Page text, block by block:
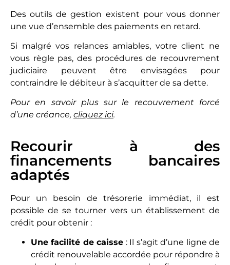
Des outils de gestion existent pour vous donner
une vue d’ensemble des paiements en retard.
Si malgré vos relances amiables, votre client ne
vous règle pas, des procédures de recouvrement
judiciaire peuvent être envisagées pour
contraindre le débiteur à s’acquitter de sa dette.
Pour en savoir plus sur le recouvrement forcé
d’une créance, cliquez ici.
Recourir à des
financements bancaires
adaptés
Pour un besoin de trésorerie immédiat, il est
possible de se tourner vers un établissement de
crédit pour obtenir :
Une facilité de caisse : Il s’agit d’une ligne de
crédit renouvelable accordée pour répondre à